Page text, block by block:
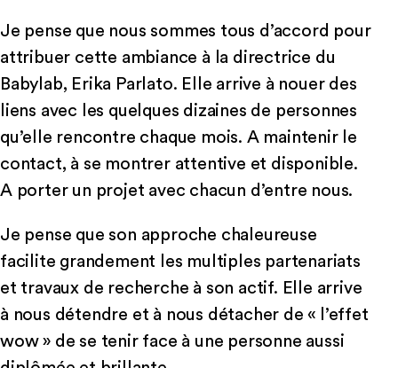
Je pense que nous sommes tous d’accord pour
attribuer cette ambiance à la directrice du
Babylab, Erika Parlato. Elle arrive à nouer des
liens avec les quelques dizaines de personnes
qu’elle rencontre chaque mois. A maintenir le
contact, à se montrer attentive et disponible.
A porter un projet avec chacun d’entre nous.
Je pense que son approche chaleureuse
facilite grandement les multiples partenariats
et travaux de recherche à son actif. Elle arrive
à nous détendre et à nous détacher de « l’effet
wow » de se tenir face à une personne aussi